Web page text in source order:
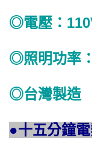
◎電壓：
◎照明功率
◎台灣製造
●十五分鐘